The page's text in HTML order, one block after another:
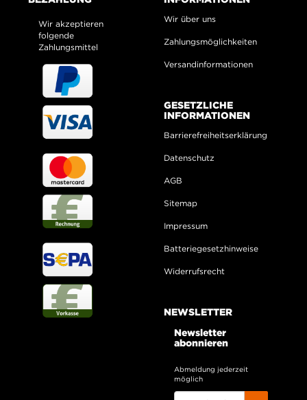
Wir akzeptieren
folgende
Zahlungsmittel
Wir über uns
Zahlungsmöglichkeiten
Versandinformationen
GESETZLICHE
INFORMATIONEN
Barrierefreiheitserklärung
Datenschutz
AGB
Sitemap
Impressum
Batteriegesetzhinweise
Widerrufsrecht
NEWSLETTER
Newsletter
abonnieren
Abmeldung jederzeit
möglich